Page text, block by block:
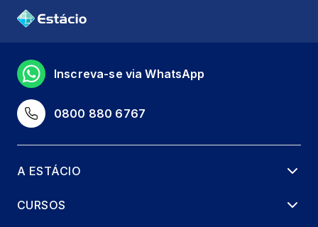
0800 880 6767
Inscreva-se via WhatsApp
A ESTÁCIO
CURSOS